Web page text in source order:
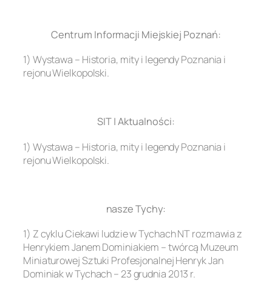
Centrum Informacji Miejskiej Poznań:
1) Wystawa – Historia, mity i legendy Poznania i
rejonu Wielkopolski.
SIT | Aktualności:
1) Wystawa – Historia, mity i legendy Poznania i
rejonu Wielkopolski.
nasze Tychy:
1) Z cyklu Ciekawi ludzie w Tychach NT rozmawia z
Henrykiem Janem Dominiakiem – twórcą Muzeum
Miniaturowej Sztuki Profesjonalnej Henryk Jan
Dominiak w Tychach – 23 grudnia 2013 r.